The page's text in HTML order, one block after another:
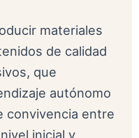
materiales
de calidad
que
autónomo
convivencia entre
inicial y